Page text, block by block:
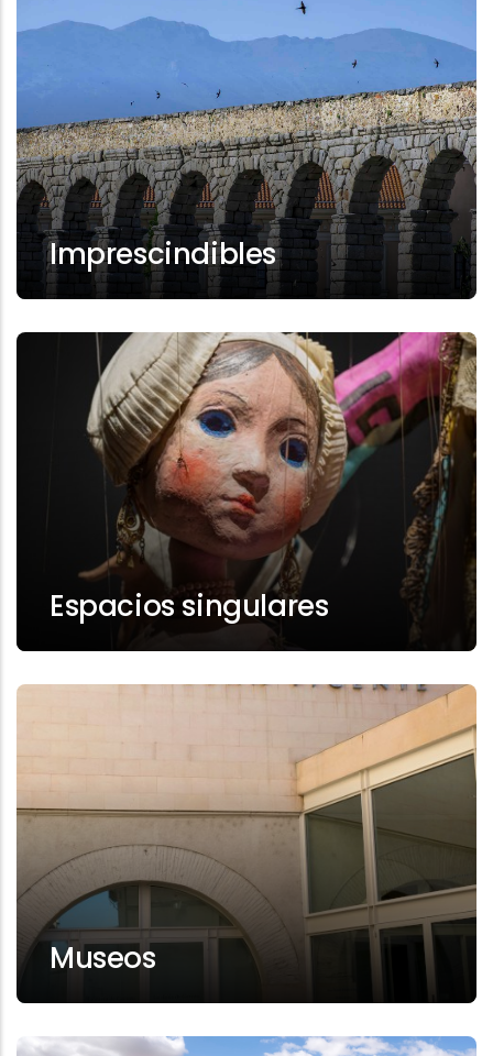
Imprescindibles
Espacios singulares
Museos